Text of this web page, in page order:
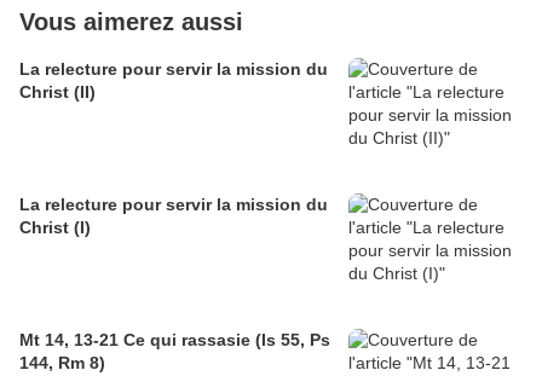
Vous aimerez aussi
La relecture pour servir la mission du
Christ (II)
La relecture pour servir la mission du
Christ (I)
Mt 14, 13-21 Ce qui rassasie (Is 55, Ps
144, Rm 8)